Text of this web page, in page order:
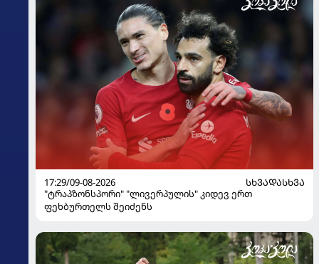
17:29/09-08-2026
ᲡᲮᲕᲐᲓᲐᲡᲮᲕᲐ
"ტრაპზონსპორი" "ლივერპულის" კიდევ ერთ
ფეხბურთელს შეიძენს